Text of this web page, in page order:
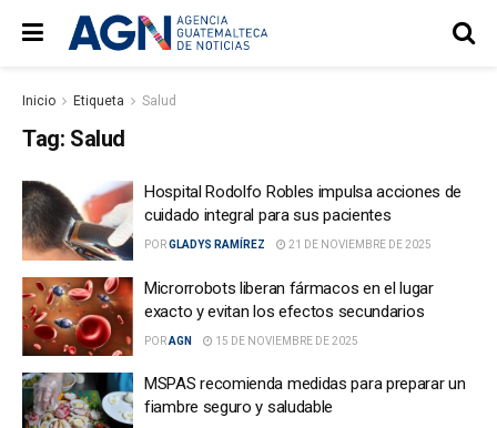
Inicio Etiqueta Salud
Tag: Salud
Hospital Rodolfo Robles impulsa acciones de
cuidado integral para sus pacientes
PORGLADYS RAMÍREZ 21 DE NOVIEMBRE DE 2025
Microrrobots liberan fármacos en el lugar
exacto y evitan los efectos secundarios
PORAGN 15 DE NOVIEMBRE DE 2025
MSPAS recomienda medidas para preparar un
fiambre seguro y saludable